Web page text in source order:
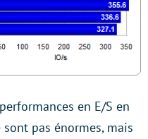
en E/S en
pas énormes, mais